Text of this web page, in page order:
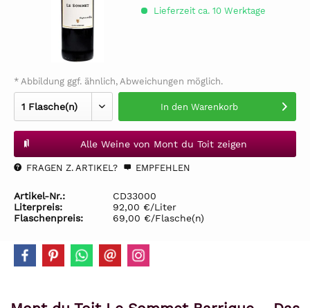
Lieferzeit ca. 10 Werktage
* Abbildung ggf. ähnlich, Abweichungen möglich.
In den Warenkorb
Alle Weine von Mont du Toit zeigen
FRAGEN Z. ARTIKEL? EMPFEHLEN
Artikel-Nr.:
CD33000
Literpreis:
92,00 €/Liter
Flaschenpreis:
69,00 €/Flasche(n)